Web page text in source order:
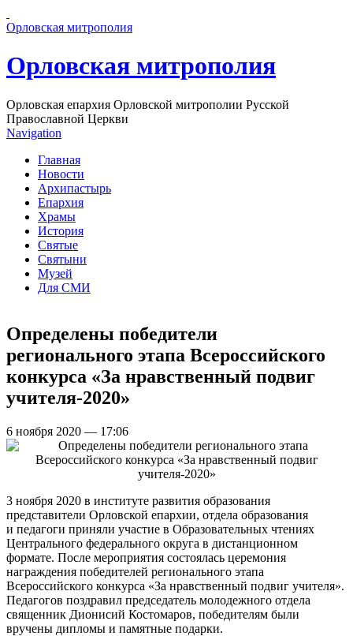
Орловская митрополия
Орловская митрополия
Орловская епархия Орловской митрополии Русской
Православной Церкви
Navigation
Главная
Новости
Архипастырь
Епархия
Храмы
История
Святые
Святыни
Музей
Для СМИ
Определены победители
регионального этапа Всероссийского
конкурса «За нравственный подвиг
учителя-2020»
6 ноября 2020 — 17:06
3 ноября 2020 в институте развития образования
представители Орловской епархии, отдела образования
и педагоги приняли участие в Образовательных чтениях
Центрального федерального округа в дистанционном
формате. После мероприятия состоялась церемония
награждения победителей регионального этапа
Всероссийского конкурса «За нравственный подвиг учителя».
Педагогов поздравил председатель молодежного отдела
священник Дионисий Костомаров, победителям были
вручены дипломы и памятные подарки.